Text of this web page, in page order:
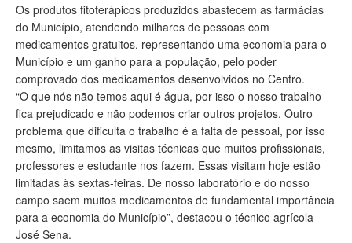
Os produtos fitoterápicos produzidos abastecem as farmácias
do Município, atendendo milhares de pessoas com
medicamentos gratuitos, representando uma economia para o
Município e um ganho para a população, pelo poder
comprovado dos medicamentos desenvolvidos no Centro.
“O que nós não temos aqui é água, por isso o nosso trabalho
fica prejudicado e não podemos criar outros projetos. Outro
problema que dificulta o trabalho é a falta de pessoal, por isso
mesmo, limitamos as visitas técnicas que muitos profissionais,
professores e estudante nos fazem. Essas visitam hoje estão
limitadas às sextas-feiras. De nosso laboratório e do nosso
campo saem muitos medicamentos de fundamental importância
para a economia do Município”, destacou o técnico agrícola
José Sena.